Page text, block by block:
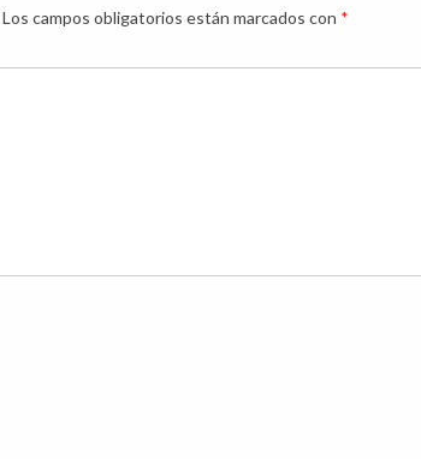
Los campos obligatorios están marcados con *